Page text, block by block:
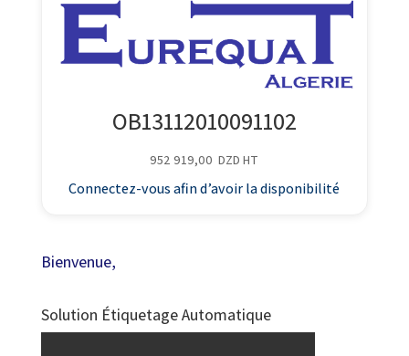
OB13112010091102
952 919,00 DZD HT
Connectez-vous afin d’avoir la disponibilité
Bienvenue,
Solution Étiquetage Automatique